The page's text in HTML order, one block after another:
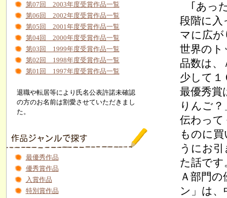
第07回 2003年度受賞作品一覧
第06回 2002年度受賞作品一覧
第05回 2001年度受賞作品一覧
第04回 2000年度受賞作品一覧
第03回 1999年度受賞作品一覧
第02回 1998年度受賞作品一覧
第01回 1997年度受賞作品一覧
退職や転居等により氏名公表許諾未確認
の方のお名前は割愛させていただきまし
た。
最優秀作品
優秀賞作品
入賞作品
特別賞作品
｢あっ
段階に入
マに広が
世界のト
品数は、
少して１
最優秀賞
りんご
伝わって
ものに
うにお
た話です
Ａ部門
ン」は